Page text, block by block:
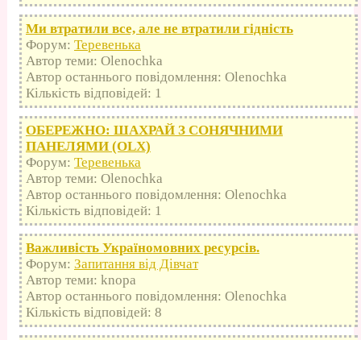
Ми втратили все, але не втратили гідність
Форум: Теревенька
Автор теми: Olenochka
Автор останнього повідомлення: Olenochka
Кількість відповідей: 1
ОБЕРЕЖНО: ШАХРАЙ З СОНЯЧНИМИ
ПАНЕЛЯМИ (OLX)
Форум: Теревенька
Автор теми: Olenochka
Автор останнього повідомлення: Olenochka
Кількість відповідей: 1
Важливість Україномовних ресурсів.
Форум: Запитання від Дівчат
Автор теми: knopa
Автор останнього повідомлення: Olenochka
Кількість відповідей: 8